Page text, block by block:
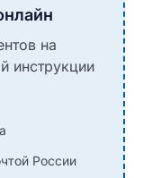
на
инструкции
России